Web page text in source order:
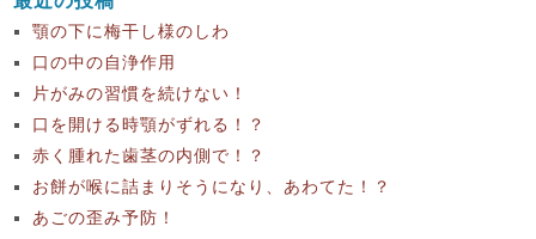
顎の下に梅干し様のしわ
口の中の自浄作用
片がみの習慣を続けない！
口を開ける時顎がずれる！？
赤く腫れた歯茎の内側で！？
お餅が喉に詰まりそうになり、あわてた！？
あごの歪み予防！